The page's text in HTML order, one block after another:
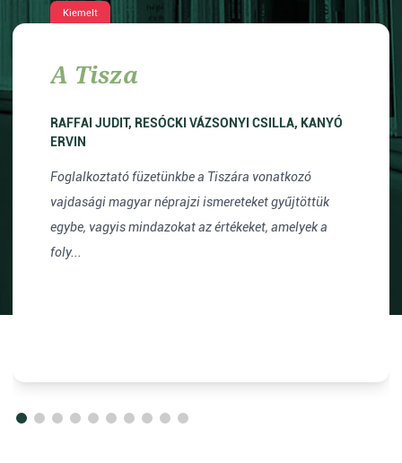
Kiemelt
A Tisza
RAFFAI JUDIT, RESÓCKI VÁZSONYI CSILLA, KANYÓ
ERVIN
Foglalkoztató füzetünkbe a Tiszára vonatkozó
vajdasági magyar néprajzi ismereteket gyűjtöttük
egybe, vagyis mindazokat az értékeket, amelyek a
foly...